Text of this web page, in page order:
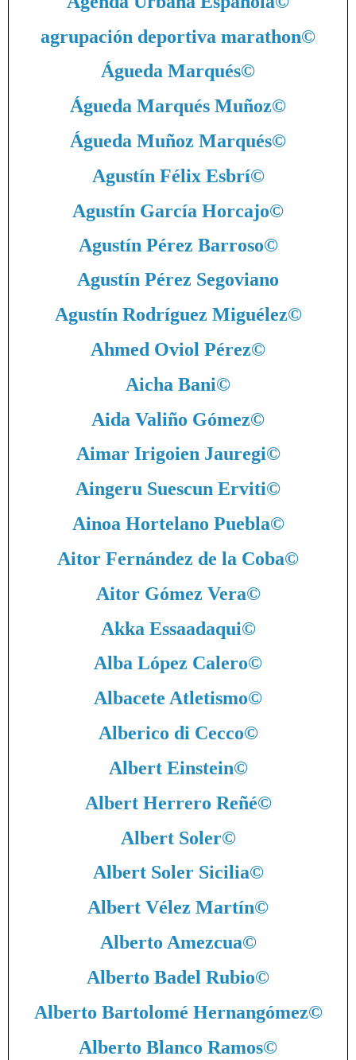
agrupación deportiva marathon©
Águeda Marqués©
Águeda Marqués Muñoz©
Águeda Muñoz Marqués©
Agustín Félix Esbrí©
Agustín García Horcajo©
Agustín Pérez Barroso©
Agustín Pérez Segoviano
Agustín Rodríguez Miguélez©
Ahmed Oviol Pérez©
Aicha Bani©
Aida Valiño Gómez©
Aimar Irigoien Jauregi©
Aingeru Suescun Erviti©
Ainoa Hortelano Puebla©
Aitor Fernández de la Coba©
Aitor Gómez Vera©
Akka Essaadaqui©
Alba López Calero©
Albacete Atletismo©
Alberico di Cecco©
Albert Einstein©
Albert Herrero Reñé©
Albert Soler©
Albert Soler Sicilia©
Albert Vélez Martín©
Alberto Amezcua©
Alberto Badel Rubio©
Alberto Bartolomé Hernangómez©
Alberto Blanco Ramos©